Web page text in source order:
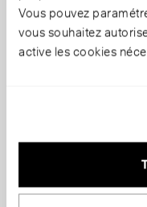
Vous pouvez
vous souhaitez
active les cookies